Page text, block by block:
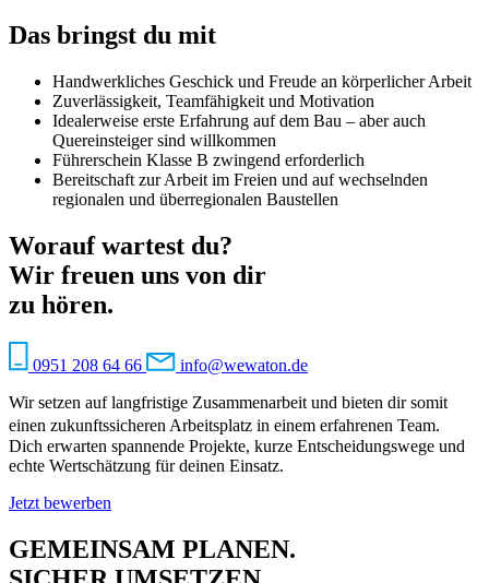
Das bringst du mit
Handwerkliches Geschick und Freude an körperlicher Arbeit
Zuverlässigkeit, Teamfähigkeit und Motivation
Idealerweise erste Erfahrung auf dem Bau – aber auch
Quereinsteiger sind willkommen
Führerschein Klasse B zwingend erforderlich
Bereitschaft zur Arbeit im Freien und auf wechselnden
regionalen und überregionalen Baustellen
Worauf wartest du?
Wir freuen uns von dir
zu hören.
0951 208 64 66
info@wewaton.de
Wir setzen auf langfristige Zusammenarbeit und bieten dir somit
einen zukunftssicheren Arbeitsplatz in einem erfahrenen Team.
Dich erwarten spannende Projekte, kurze Entscheidungswege und
echte Wertschätzung für deinen Einsatz.
Jetzt bewerben
GEMEINSAM PLANEN.